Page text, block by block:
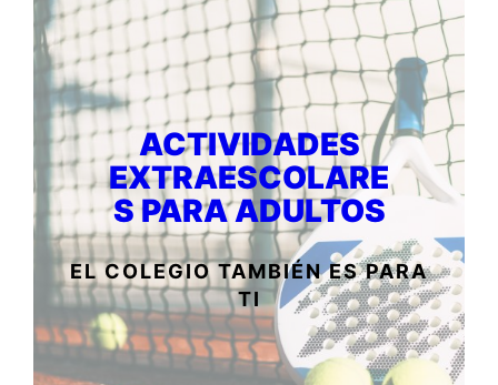
ACTIVIDADES
EXTRAESCOLARE
S PARA ADULTOS
EL COLEGIO TAMBIÉN ES PARA
TI